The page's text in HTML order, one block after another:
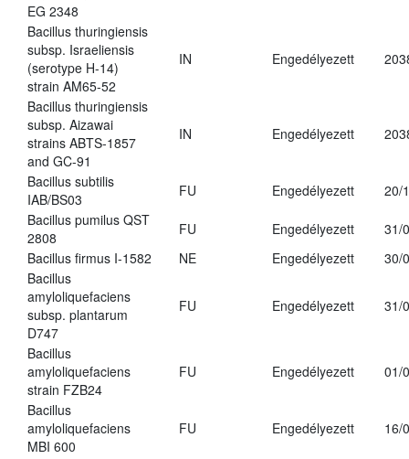
EG 2348
Bacillus thuringiensis
subsp. Israeliensis
(serotype H-14)
strain AM65-52
IN Engedélyezett
Bacillus thuringiensis
subsp. Aizawai
strains ABTS-1857
and GC-91
IN Engedélyezett
Bacillus subtilis
IAB/BS03
FU Engedélyezett
20/
Bacillus pumilus QST
2808
FU Engedélyezett
31/
Bacillus firmus I-1582
NE Engedélyezett
30/
Bacillus
amyloliquefaciens
subsp. plantarum
D747
FU Engedélyezett 31/
Bacillus
amyloliquefaciens
strain FZB24
FU Engedélyezett 01/
Bacillus
amyloliquefaciens
MBI 600
FU Engedélyezett 16/